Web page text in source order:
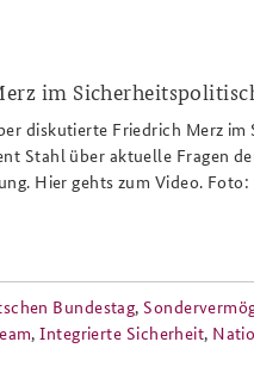
Young Leaders in
Further Events
im
diskutierte Friedrich Merz
Stahl über aktuelle Fragen
Hier gehts zum Video.
Bundestag,
,Integrierte Sicherheit,